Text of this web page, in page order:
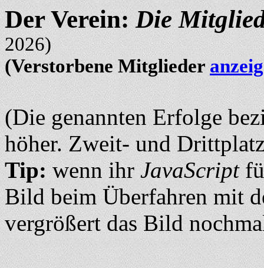
Der Verein:Die
2026)
(Verstorbene Mitglieder
(Die genannten Erfolge
höher. Zweit- und
Tip:wenn ihrJavaScript
Bild beim Überfahren mit
vergrößert das Bild